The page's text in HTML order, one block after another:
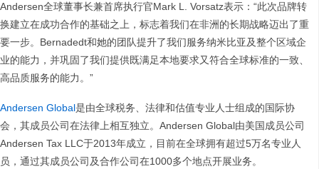
Andersen全球董事长兼首席执行官Mark L. Vorsatz表示：“此次品牌转
换建立在成功合作的基础之上，标志着我们在非洲的长期战略迈出了重
要一步。Bernadedt和她的团队提升了我们服务纳米比亚及整个区域企
业的能力，并巩固了我们提供既满足本地要求又符合全球标准的一致、
高品质服务的能力。”
Andersen Global是由全球税务、法律和估值专业人士组成的国际协
会，其成员公司在法律上相互独立。Andersen Global由美国成员公司
Andersen Tax LLC于2013年成立，目前在全球拥有超过5万名专业人
员，通过其成员公司及合作公司在1000多个地点开展业务。